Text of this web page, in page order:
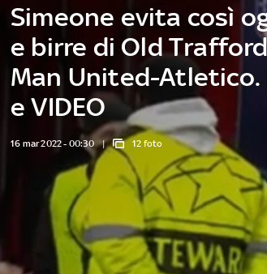
Simeone evita così
e birre di Old
Man United-Atletico.
e VIDEO
16 mar 2022 - 00:30 12 foto